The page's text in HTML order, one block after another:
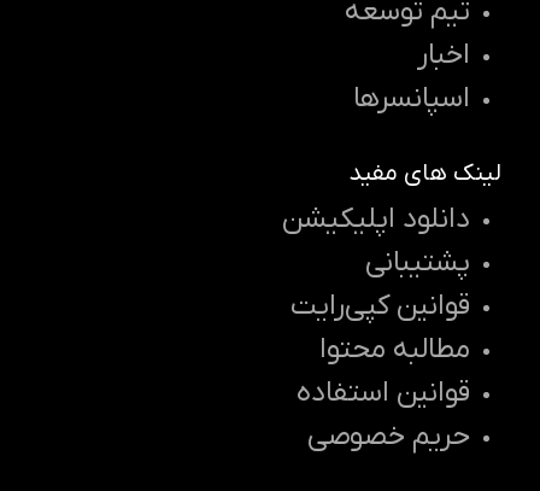
تیم توسعه
اخبار
اسپانسرها
لینک های مفید
دانلود اپلیکیشن
پشتیبانی
قوانین کپی‌رایت
مطالبه محتوا
قوانین استفاده
حریم خصوصی